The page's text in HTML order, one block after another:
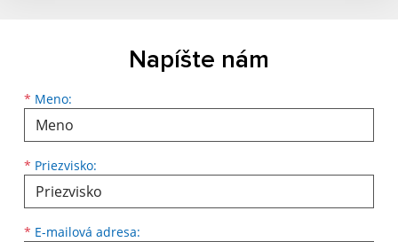
Napíšte nám
* Meno:
Meno
* Priezvisko:
Priezvisko
* E-mailová adresa:
E-mailová adresa